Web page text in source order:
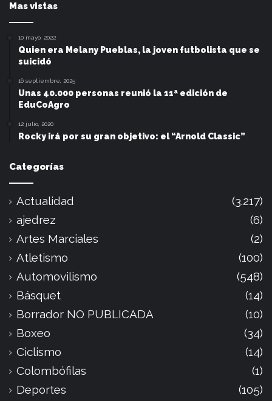
Mas vistas
10 mayo, 2022
Quien era Melany Pueblas, la joven futbolista que se
suicidó
16 septiembre, 2025
Unas 40.000 personas reunió la 11ª edición de
EduCoAgro
12 julio, 2020
Rocky irá por su gran objetivo: el “Arnold Classic”
Categorías
Actualidad
(3.217)
ajedrez
(6)
Artes Marciales
(2)
Atletismo
(100)
Automovilismo
(548)
Básquet
(14)
Borrador NO PUBLICADA
(10)
Boxeo
(34)
Ciclismo
(14)
Colombófilas
(1)
Deportes
(105)